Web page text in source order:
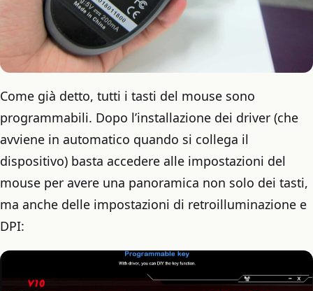
Come già detto, tutti i tasti del mouse sono
programmabili. Dopo l’installazione dei driver (che
avviene in automatico quando si collega il
dispositivo) basta accedere alle impostazioni del
mouse per avere una panoramica non solo dei tasti,
ma anche delle impostazioni di retroilluminazione e
DPI: